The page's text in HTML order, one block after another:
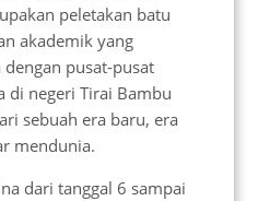
peletakan batu
akademik yang
pusat-pusat
di negeri Tirai Bambu
sebuah era baru, era
mendunia.
dari tanggal 6 sampai